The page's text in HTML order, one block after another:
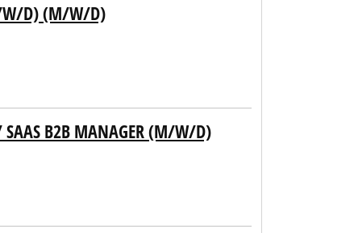
W/D) (M/W/D)
SAAS B2B MANAGER (M/W/D)